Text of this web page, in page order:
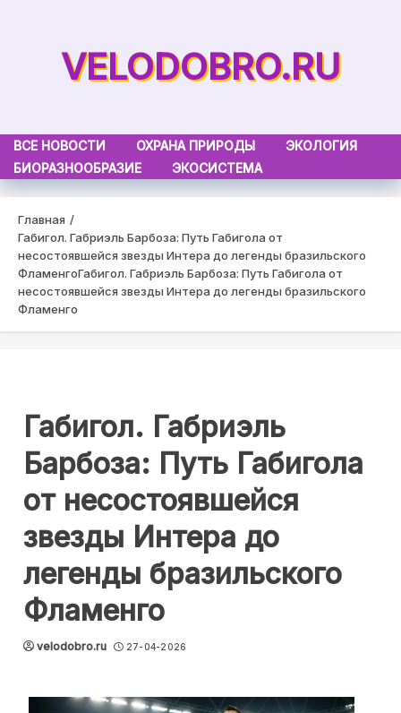
VELODOBRO.RU
ВСЕ НОВОСТИ ОХРАНА ПРИРОДЫ
ЭКОЛОГИЯ
БИОРАЗНООБРАЗИЕ
ЭКОСИСТЕМА
Главная
Габигол. Габриэль Барбоза: Путь Габигола от
несостоявшейся звезды Интера до легенды бразильского
ФламенгоГабигол. Габриэль Барбоза: Путь Габигола от
несостоявшейся звезды Интера до легенды бразильского
Фламенго
Габигол. Габриэль
Барбоза: Путь Габигола
от несостоявшейся
звезды Интера до
легенды бразильского
Фламенго
velodobro.ru 27-04-2026